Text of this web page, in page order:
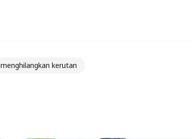
menghilangkan kerutan